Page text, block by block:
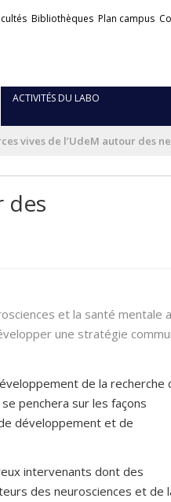
Bibliothèques Plan campus
ACTIVITÉS DU LABO
vives de l’UdeM autour des
des
et la santé mentale
une stratégie
de la recherche
penchera sur les façons
développement et de
intervenants dont des
des neurosciences et de